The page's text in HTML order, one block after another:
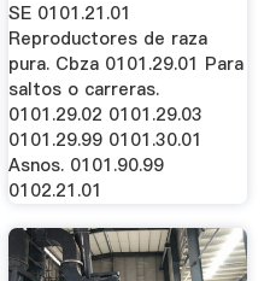
SE 0101.21.01
Reproductores de raza
pura. Cbza 0101.29.01 Para
saltos o carreras.
0101.29.02 0101.29.03
0101.29.99 0101.30.01
Asnos. 0101.90.99
0102.21.01